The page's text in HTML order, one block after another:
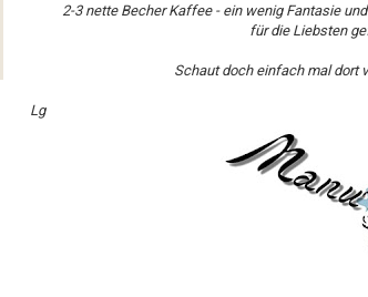
2-3 nette Becher Kaffee - ein wenig Fantasie
für die Liebsten
Schaut doch einfach mal dort
Lg